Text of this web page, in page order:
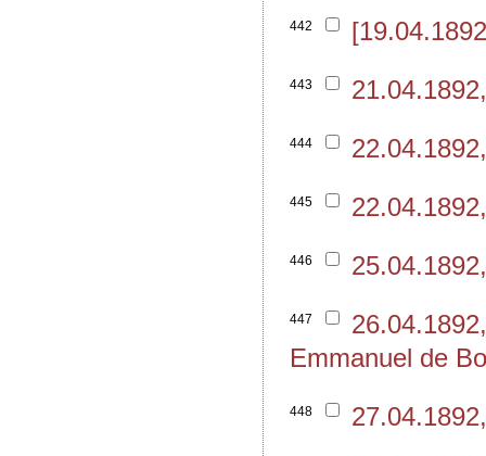
442
443
444
445
446
447
Emmanuel de
448